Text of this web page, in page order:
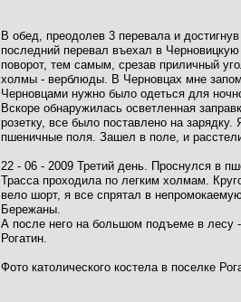
В обед, преодолев 3 перевала и
последний перевал въехал в
поворот, тем самым, срезав приличный
холмы - верблюды. В Черновцах мне
Черновцами нужно было одеться для
Вскоре обнаружилась осветленная
розетку, все было поставлено на
пшеничные поля. Зашел в поле, и
22 - 06 - 2009 Третий день. Проснулся в
Трасса проходила по легким холмам.
вело шорт, я все спрятал в
Бережаны.
А после него на большом подъеме в лесу
Рогатин.
Фото католического костела в поселке